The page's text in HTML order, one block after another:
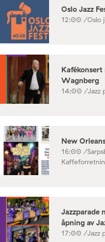
Oslo Jazz
12:00 /Oslo
Kafékonsert
Wagnberg
14:00 /Jazz
New
16:00 /
Jazzparade
åpning av
17:00 /Jazz